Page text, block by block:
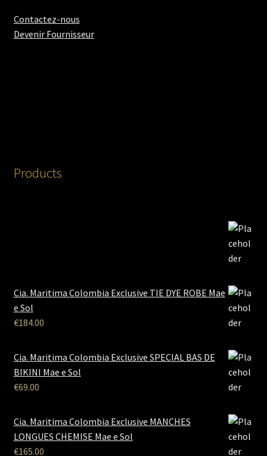
Contactez-nous
Devenir Fournisseur
Products
Cia. Maritima Colombia Exclusive TIE DYE ROBE Mae
e Sol
€184.00
Cia. Maritima Colombia Exclusive SPECIAL BAS DE
BIKINI Mae e Sol
€69.00
Cia. Maritima Colombia Exclusive MANCHES
LONGUES CHEMISE Mae e Sol
€165.00